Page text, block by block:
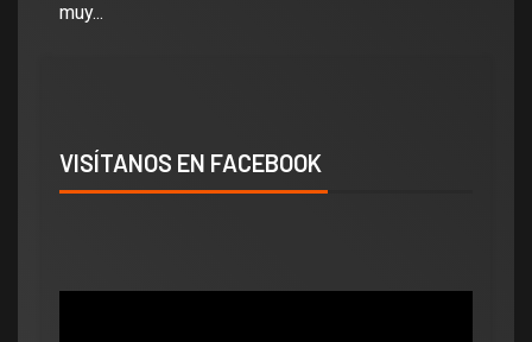
muy...
VISÍTANOS EN FACEBOOK